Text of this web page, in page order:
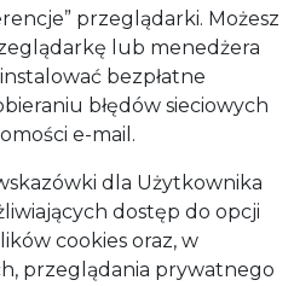
przeglądarki. Możesz
lub menedżera
bezpłatne
błędów sieciowych
e-mail.
dla Użytkownika
dostęp do opcji
cookies oraz, w
przeglądania prywatnego